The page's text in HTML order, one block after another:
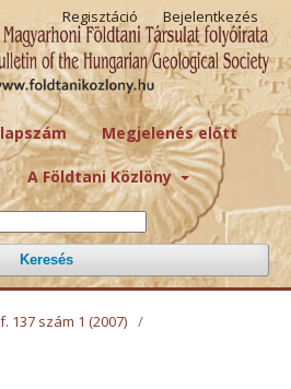
Megjelenés előtt
A Földtani Közlöny
Keresés
Regisztáció Bejelentkezés
137 szám 1 (2007) /